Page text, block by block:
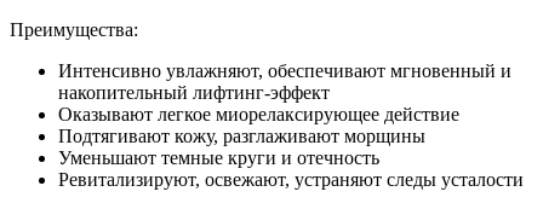
Преимущества:
Интенсивно увлажняют, обеспечивают мгновенный и
накопительный лифтинг-эффект
Оказывают легкое миорелаксирующее действие
Подтягивают кожу, разглаживают морщины
Уменьшают темные круги и отечность
Ревитализируют, освежают, устраняют следы усталости